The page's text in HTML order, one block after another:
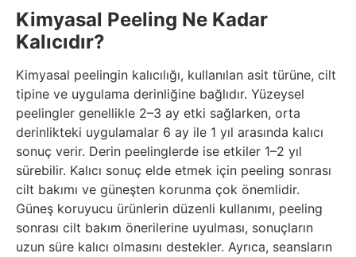
Kimyasal Peeling Ne Kadar
Kalıcıdır?
Kimyasal peelingin kalıcılığı, kullanılan asit türüne, cilt
tipine ve uygulama derinliğine bağlıdır. Yüzeysel
peelingler genellikle 2–3 ay etki sağlarken, orta
derinlikteki uygulamalar 6 ay ile 1 yıl arasında kalıcı
sonuç verir. Derin peelinglerde ise etkiler 1–2 yıl
sürebilir. Kalıcı sonuç elde etmek için peeling sonrası
cilt bakımı ve güneşten korunma çok önemlidir.
Güneş koruyucu ürünlerin düzenli kullanımı, peeling
sonrası cilt bakım önerilerine uyulması, sonuçların
uzun süre kalıcı olmasını destekler. Ayrıca, seansların